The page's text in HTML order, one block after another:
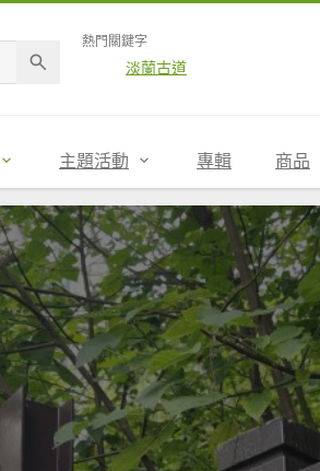
熱門關鍵字
淡蘭古道
主題活動 專輯 商品